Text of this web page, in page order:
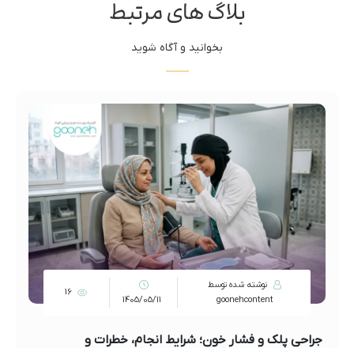
بلاگ های مرتبط
بخوانید و آگاه شوید
نوشته شده توسط
goonehcontent
1405/05/11
16
جراحی پلک و فشار خون؛ شرایط انجام، خطرات و